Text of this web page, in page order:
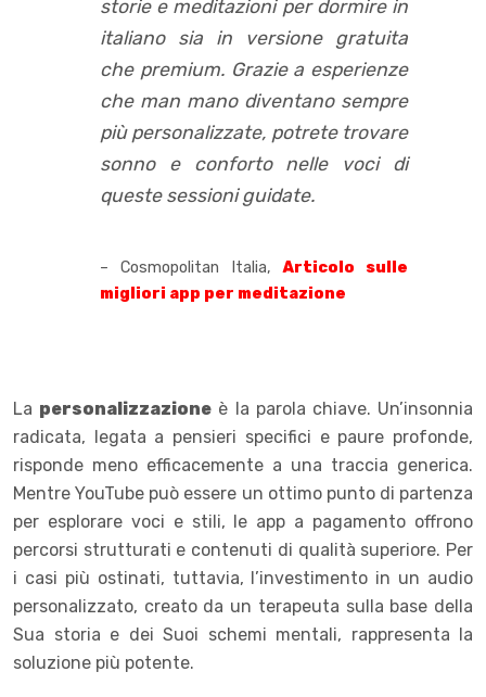
storie e meditazioni per dormire in
italiano sia in versione gratuita
che premium. Grazie a esperienze
che man mano diventano sempre
più personalizzate, potrete trovare
sonno e conforto nelle voci di
queste sessioni guidate.
– Cosmopolitan Italia,Articolo sulle
migliori app per meditazione
La personalizzazione è la parola chiave. Un’insonnia
radicata, legata a pensieri specifici e paure profonde,
risponde meno efficacemente a una traccia generica.
Mentre YouTube può essere un ottimo punto di partenza
per esplorare voci e stili, le app a pagamento offrono
percorsi strutturati e contenuti di qualità superiore. Per
i casi più ostinati, tuttavia, l’investimento in un audio
personalizzato, creato da un terapeuta sulla base della
Sua storia e dei Suoi schemi mentali, rappresenta la
soluzione più potente.